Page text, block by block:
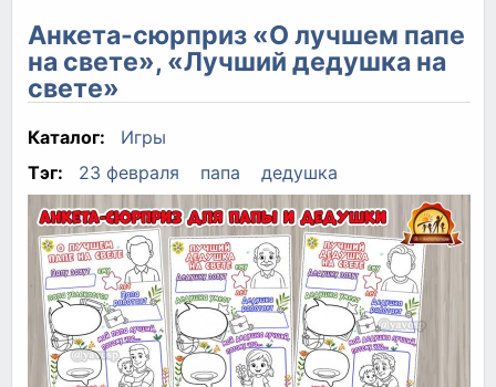
Анкета-сюрприз «О лучшем папе
на свете», «Лучший дедушка на
свете»
Каталог:
Игры
Тэг:
23 февраля папа дедушка